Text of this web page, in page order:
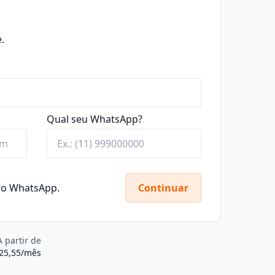
Qual seu WhatsApp?
WhatsApp. Continuar
partir de
mês